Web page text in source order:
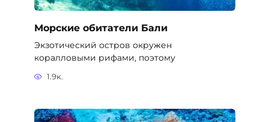
Морские обитатели Бали
Экзотический остров окружен
коралловыми рифами, поэтому
1.9к.